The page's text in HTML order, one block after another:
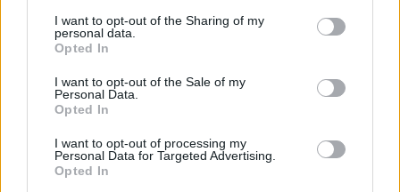
I want to opt-out of the Sharing of my
personal data.
Opted In
I want to opt-out of the Sale of my
Personal Data.
Opted In
I want to opt-out of processing my
Personal Data for Targeted Advertising.
Opted In
nőknek, amikor segítséget kérnek?
A legidegesítőbb kifejezések laza